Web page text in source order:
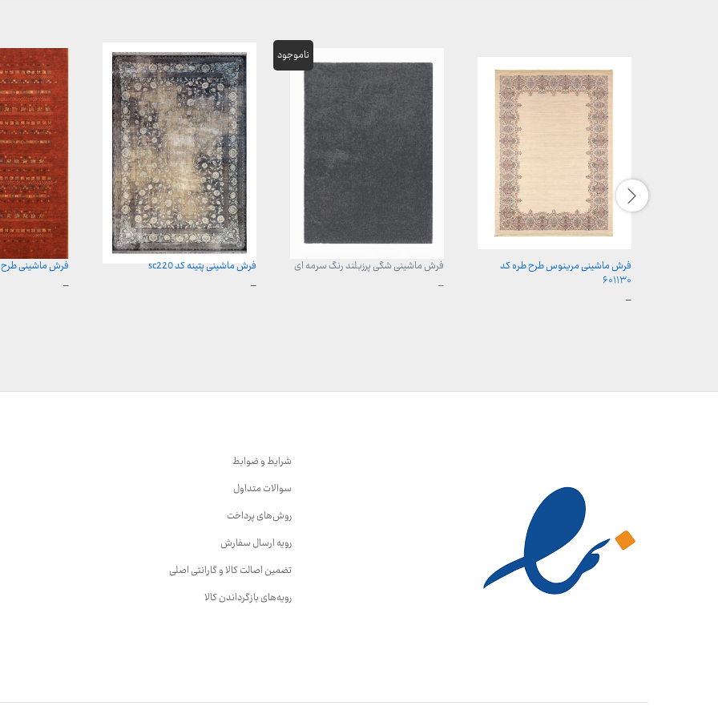
فرش ماشینی مرینوس طرح طره کد
۶۰۱۱۳۰
–محدوده
فرش ماشینی شگی پرزبلند رنگ سرمه ای
–محدوده
فرش ماشینی پتینه کد sc220
–محدوده
فرش ماشینی طرح
–محدوده
شرایط و ضوابط
سوالات متداول
روش‌های پرداخت
رویه ارسال سفارش
تضمین اصالت کالا و گارانتی اصلی
رویه‌های بازگرداندن کالا